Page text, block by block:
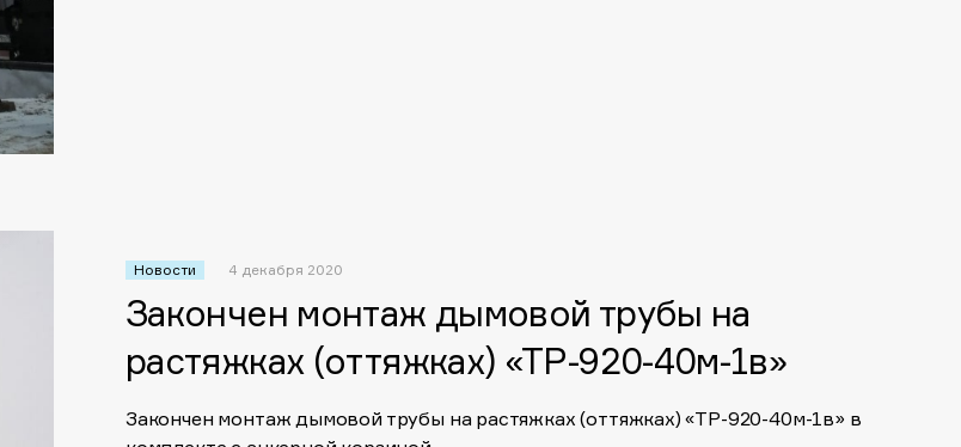
Новости 4 декабря 2020
Закончен монтаж дымовой трубы на
растяжках (оттяжках) «ТР-920-40м-1в»
Закончен монтаж дымовой трубы на растяжках (оттяжках) «ТР-920-40м-1в» в